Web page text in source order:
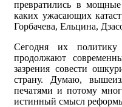
превратились в
каких ужасающих
Горбачева, Ельцина,
Сегодня их
продолжают
зазрения совести
страну. Думаю,
печатями и потому
истинный смысл